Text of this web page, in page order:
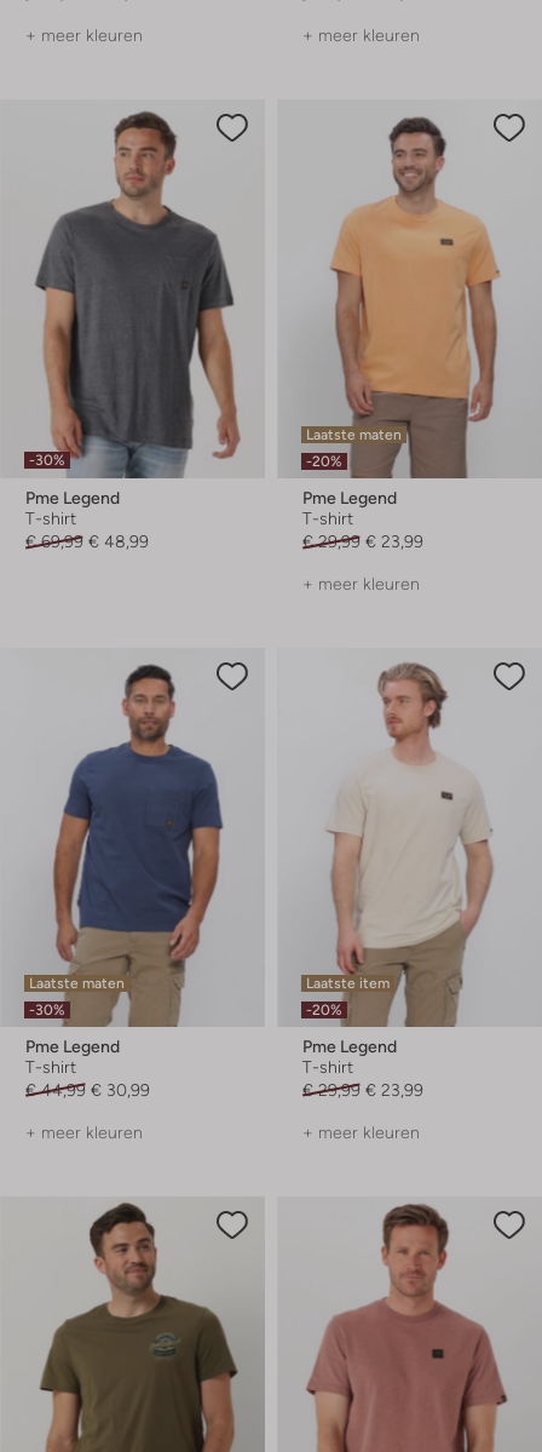
+ meer kleuren + meer kleuren
-30%
Pme Legend
T-shirt
€ 69,99 € 48,99
Laatste maten
-20%
Pme Legend
T-shirt
€ 29,99 € 23,99
+ meer kleuren
Laatste maten
-30%
Pme Legend
T-shirt
€ 44,99 € 30,99
+ meer kleuren
Laatste item
-20%
Pme Legend
T-shirt
€ 29,99 € 23,99
+ meer kleuren